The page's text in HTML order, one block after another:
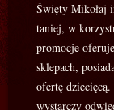
Święty Mikołaj
taniej, w
promocje
sklepach,
ofertę
wystarczy